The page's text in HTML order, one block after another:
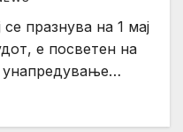
празнува на 1 мај
е посветен на
унапредување…